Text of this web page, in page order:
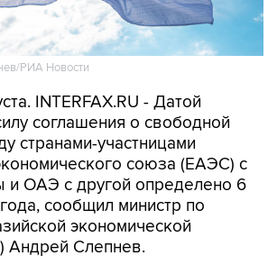
РИА Новости
INTERFAX.RU - Датой
соглашения о свободной
странами-участницами
союза (ЕАЭС) с
и ОАЭ с другой определено 6
сообщил министр по
экономической
Андрей Слепнев.